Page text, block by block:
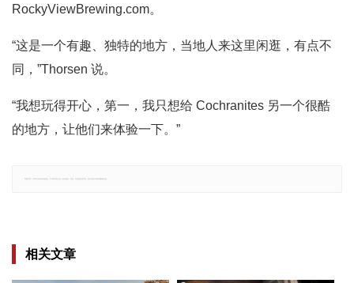
RockyViewBrewing.com。
“这是一个有趣、独特的地方，当地人来这里闲逛，有点不
同，”Thorsen 说。
“我想玩得开心，第一，我只想给 Cochranites 另一个很酷
的地方，让他们来体验一下。”
相关文章